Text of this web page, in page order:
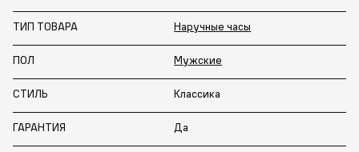
ТИП ТОВАРА Наручные часы
ПОЛ Мужские
СТИЛЬ Классика
ГАРАНТИЯ Да